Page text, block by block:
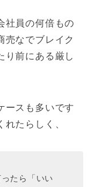
社員の何倍もの
売なでブレイク
り前にある厳し
ースも多いです
たらしく、
たら「いい